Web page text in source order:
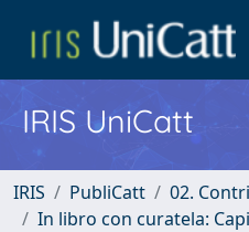
IRIS UniCatt
IRIS PubliCatt
02.
In libro con curatela: